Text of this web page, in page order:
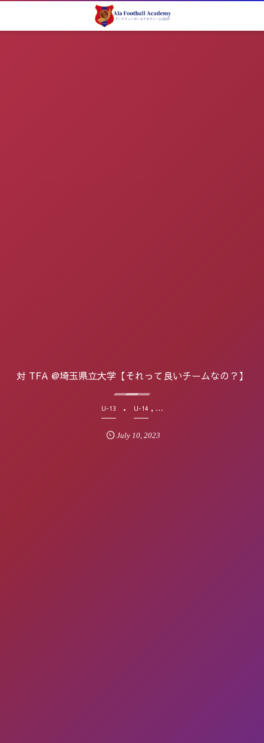
対 TFA @埼玉県立大学【それって良いチームなの？】
U-13 U-14 , …
July 10, 2023